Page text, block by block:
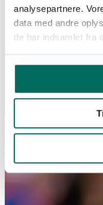
analysepartnere.
data med andre
de har indsamlet fra
VFF tog 3 point i